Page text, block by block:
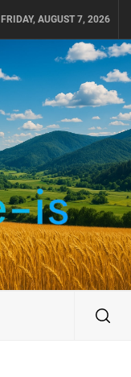
FRIDAY, AUGUST 7, 2026